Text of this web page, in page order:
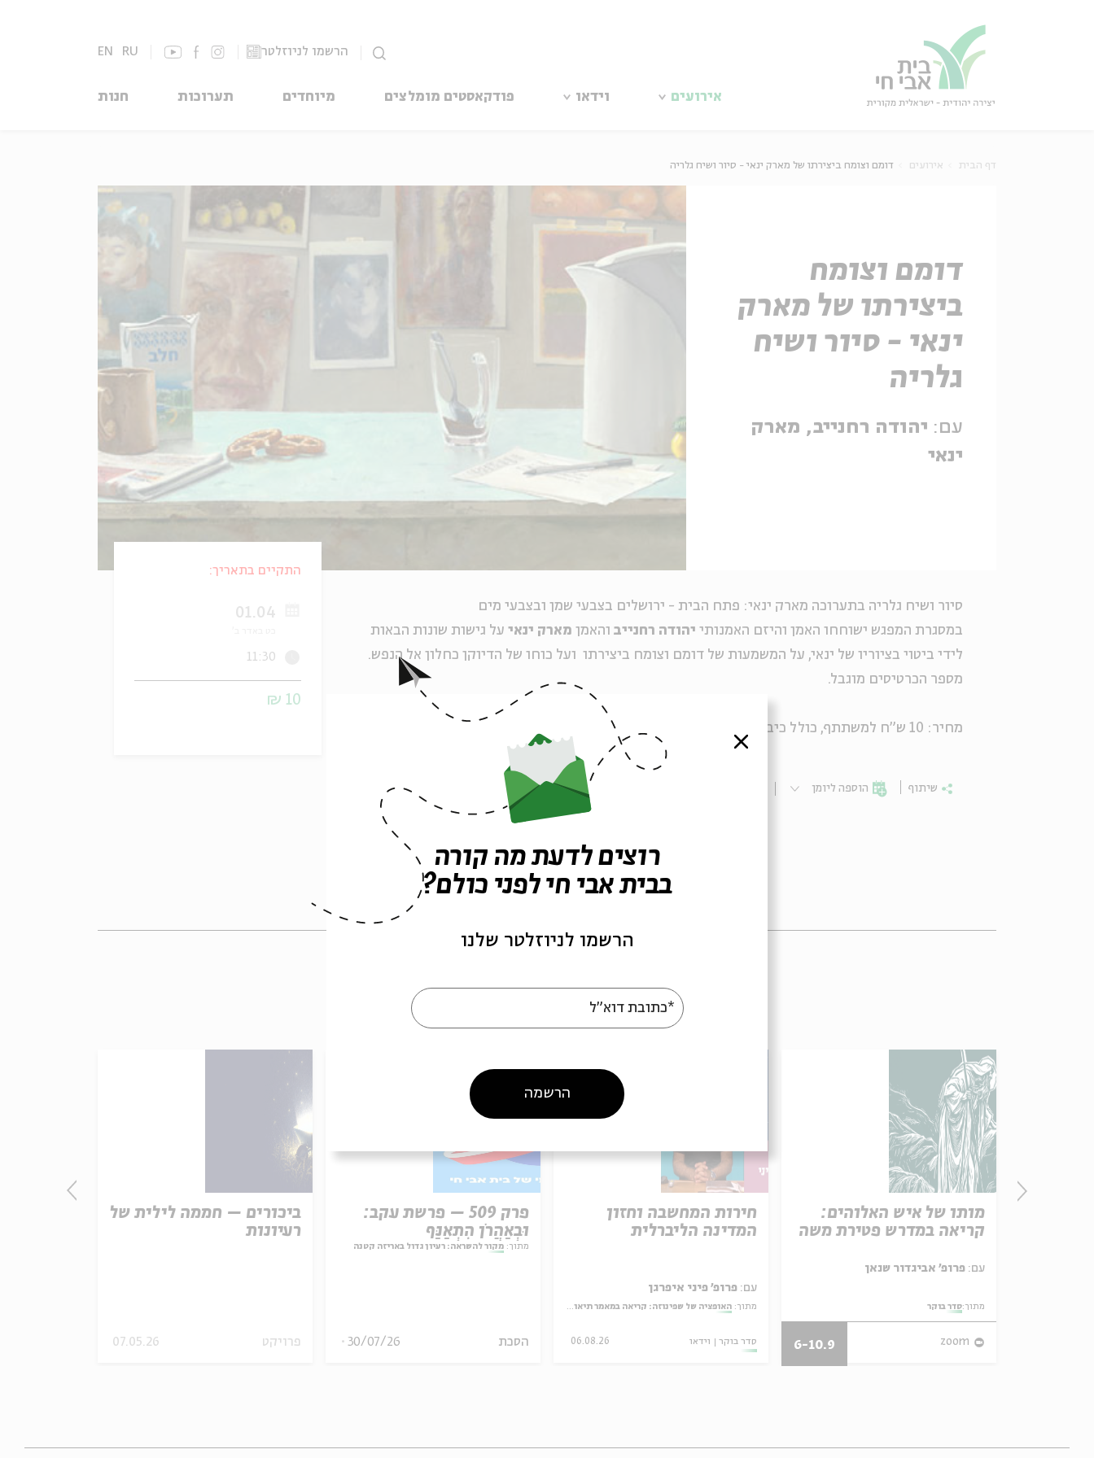
הרשמו לניוזלטר EN RU
אירועים וידאו פודקאסטים מומלצים מיוחדים תערוכות חנות
דף הבית אירועים דומם וצומח ביצירתו של מארק ינאי - סיור ושיח גלריה
דומם וצומח
ביצירתו של מארק
ינאי - סיור ושיח
גלריה
עם: יהודה רחנייב, מארק
ינאי
סיור ושיח גלריה בתערוכה מארק ינאי: פתח הבית - ירושלים בצבעי שמן ובצבעי מים
במסגרת המפגש ישוחחו האמן והיזם האמנותי יהודה רחנייב והאמן מארק ינאי על גישות שונות הבאות
לידי ביטוי בציוריו של ינאי, על המשמעות של דומם וצומח ביצירתו ועל כוחו של הדיוקן כחלון אל הנפש.
מספר הכרטיסים מוגבל.
מחיר: 10 ש"ח למשתתף, כולל כיבוד קל.
שיתוף הוספה ליומן
התקיים בתאריך:
01.04
11:30
10 ₪
עוד בבית אבי חי
ביכורים – חממה לילית של
רעיונות
פרויקט 07.05.26
פרק 509 – פרשת עקב:
וּבְאַהֲרֹן הִתְאַנַּף
מתוך: מקור להשראה: רעיון גדול באריזה קטנה
הסכת 30/07/26
חירות המחשבה וחזון
המדינה הליברלית
עם: פרופ' פיני איפרגן
מתוך: האופציה של שפינוזה: קריאה במאמר תיאולוגי־מדיני
סדר בוקר וידאו 06.08.26
מותו של איש האלוהים:
קריאה במדרש פטירת משה
עם:
מתוך:סדר בוקר
zoom
6-10.9
סגור
רוצים לדעת מה קורה
בבית אבי חי לפני כולם?
הרשמו לניוזלטר שלנו
*כתובת דוא"ל
הרשמה